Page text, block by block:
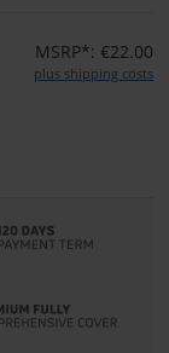
MSRP*: €22.00
plus shipping costs